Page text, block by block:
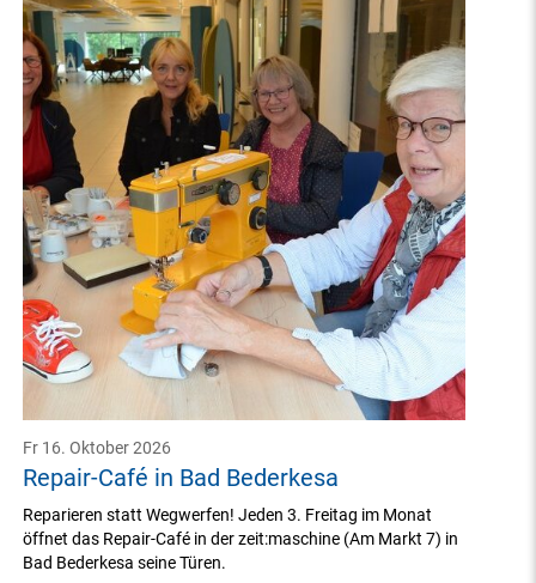
Repair-Café in Bad Bederkesa
Fr 16. Oktober 2026
Reparieren statt Wegwerfen! Jeden 3. Freitag im Monat
öffnet das Repair-Café in der zeit:maschine (Am Markt 7) in
Bad Bederkesa seine Türen.